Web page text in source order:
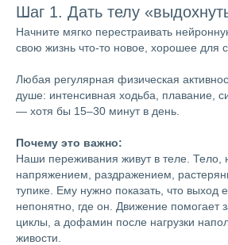
Шаг 1. Дать телу
Начните мягко перестраивать
свою жизнь что-то новое, хорошее для
Любая регулярная физическая
душе: интенсивная ходьба, плавание,
— хотя бы 15–30 минут в день.
Почему это важно:
Наши переживания живут в теле. Тело,
напряжением, раздражением,
тупике. Ему нужно показать, что выход
непонятно, где он. Движение помогает
циклы, а дофамин после нагрузки
живости.